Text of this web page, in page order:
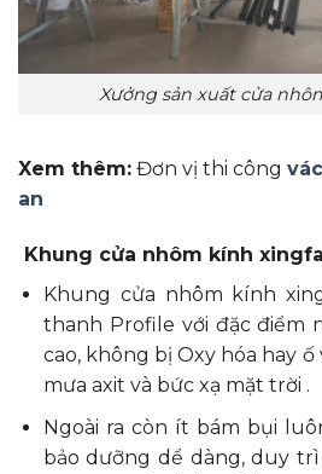
Xưởng sản xuất cửa
Xem thêm: Đơn vị thi công
an
Khung cửa nhôm kính
Khung cửa nhôm kính
thanh Profile với đặc điểm
cao, không bị Oxy hóa hay
mưa axit và bức xạ mặt trời .
Ngoài ra còn ít bám bụi
bảo dưỡng dể dàng, duy